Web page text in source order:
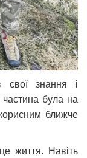
свої знання і
частина була на
ближче
життя. Навіть